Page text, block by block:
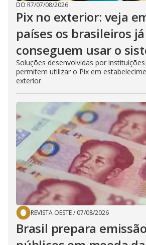
DO R7/07/08/2026
Pix no exterior: veja
países os brasileiros já
conseguem usar o
Soluções desenvolvidas por
permitem utilizar o Pix em
exterior
REVISTA OESTE/ 07/08/2026
Brasil prepara